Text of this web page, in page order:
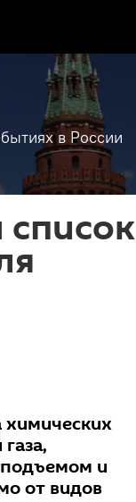
в России
подъемом и
от видов